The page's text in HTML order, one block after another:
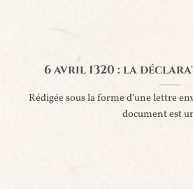
6 avril 1320 : la
Rédigée sous la forme d’une lettre
document est